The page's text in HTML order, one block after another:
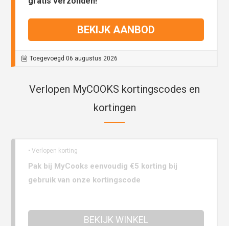
BEKIJK AANBOD
Toegevoegd 06 augustus 2026
Verlopen MyCOOKS kortingscodes en
kortingen
• Verlopen korting
Pak bij MyCooks eenvoudig €5 korting bij
gebruik van onze kortingscode
BEKIJK WINKEL